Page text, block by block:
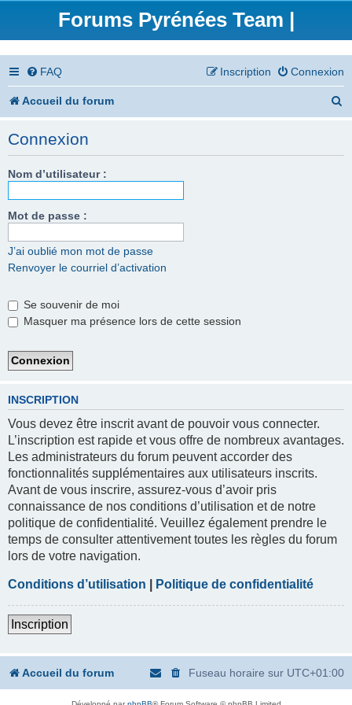
Forums Pyrénées Team |
FAQ Connexion
Inscription
Accueil du forum
Connexion
Nom d’utilisateur :
Mot de passe :
J’ai oublié mon mot de passe
Renvoyer le courriel d’activation
Se souvenir de moi
Masquer ma présence lors de cette session
INSCRIPTION
Vous devez être inscrit avant de pouvoir vous connecter.
L’inscription est rapide et vous offre de nombreux avantages.
Les administrateurs du forum peuvent accorder des
fonctionnalités supplémentaires aux utilisateurs inscrits.
Avant de vous inscrire, assurez-vous d’avoir pris
connaissance de nos conditions d’utilisation et de notre
politique de confidentialité. Veuillez également prendre le
temps de consulter attentivement toutes les règles du forum
lors de votre navigation.
Conditions d’utilisation Politique de confidentialité
Inscription
Accueil du forum Fuseau horaire sur UTC+01:00